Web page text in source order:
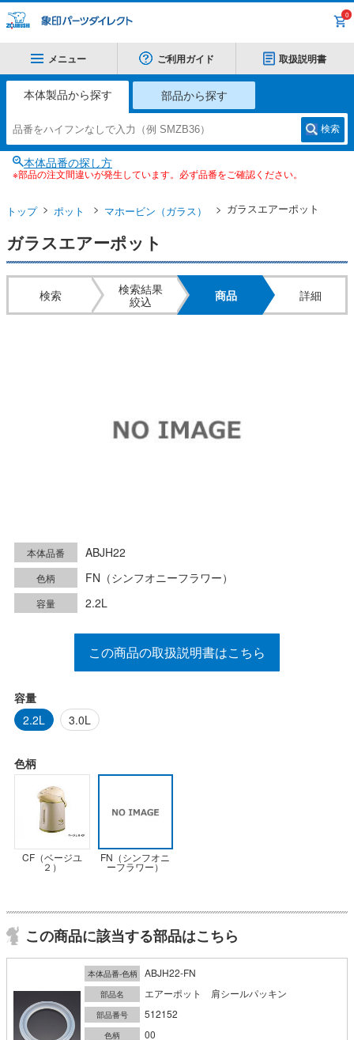
0
メニュー ご利用ガイド 取扱説明書
本体製品から探す 部品から探す
検索
本体品番の探し方
※部品の注文間違いが発生しています。必ず品番をご確認ください。
トップ ポット マホービン（ガラス） ガラスエアーポット
ガラスエアーポット
検索
検索結果
絞込
商品 詳細
本体品番 ABJH22
色柄 FN（シンフオニーフラワー）
容量 2.2L
この商品の取扱説明書はこちら
容量
2.2L
3.0L
色柄
CF（ベージユ
２）
FN（シンフオニ
ーフラワー）
この商品に該当する部品はこちら
本体品番-色柄 ABJH22-FN
部品名 エアーポット 肩シールパッキン
部品番号 512152
色柄 00